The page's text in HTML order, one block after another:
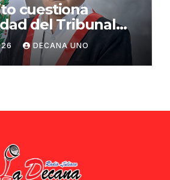
cuestiona
del Tribunal
tras liberación
Humala
DECANA UNO